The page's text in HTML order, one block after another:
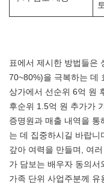
표에서 제시한 방법들은
70~80%)을 극복하는 데
상가에서 선순위 6억 원
후순위 1.5억 원 추가가
증명원과 매출 내역을
는 데 집중하시길 바랍니
갚아 여력을 만들며, 여
가 담보는 배우자 동의서
가족 단위 사업주분께